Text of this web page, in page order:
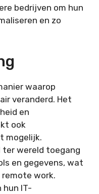
bedrijven om hun
en zo
waarop
veranderd. Het
en
ook
mogelijk.
ter wereld toegang
en gegevens, wat
work.
hun IT-